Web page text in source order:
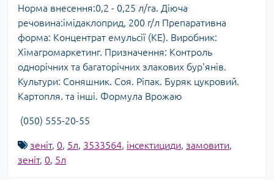
Норма внесення:0,2 - 0,25 л/га. Діюча
речовина:імідаклоприд, 200 г/л Препаративна
форма: Концентрат емульсії (КЕ). Виробник:
Хімагромаркетинг. Призначення: Контроль
однорічних та багаторічних злакових бур'янів.
Культури: Соняшник. Соя. Ріпак. Буряк цукровий.
Картопля. та інші. Формула Врожаю
(050) 555-20-55
зеніт, 0, 5л, 3533564, інсектициди, замовити,
зеніт, 0, 5л